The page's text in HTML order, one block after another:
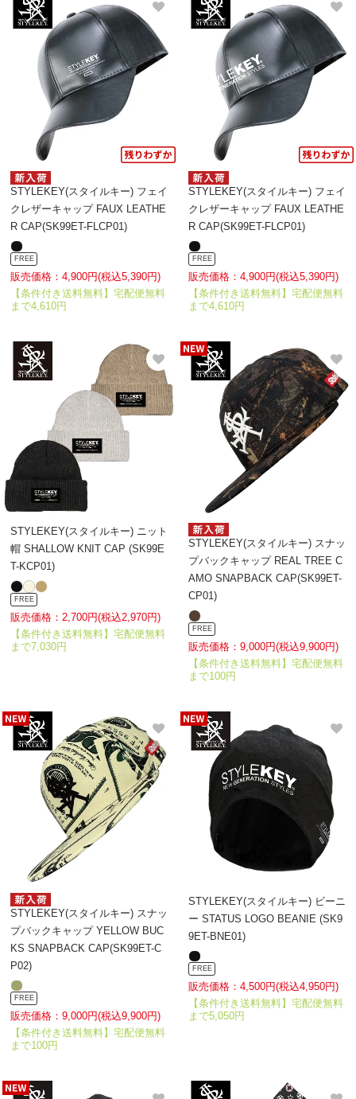
STYLEKEY(スタイルキー) フェイ
クレザーキャップ FAUX LEATHE
R CAP(SK99ET-FLCP01)
FREE
販売価格：4,900円(税込5,390円)
【条件付き送料無料】宅配便無料
まで4,610円
STYLEKEY(スタイルキー) フェイ
クレザーキャップ FAUX LEATHE
R CAP(SK99ET-FLCP01)
FREE
販売価格：4,900円(税込5,390円)
【条件付き送料無料】宅配便無料
まで4,610円
STYLEKEY(スタイルキー) ニット
帽 SHALLOW KNIT CAP (SK99E
T-KCP01)
FREE
販売価格：2,700円(税込2,970円)
【条件付き送料無料】宅配便無料
まで7,030円
STYLEKEY(スタイルキー) スナッ
プバックキャップ REAL TREE C
AMO SNAPBACK CAP(SK99ET-
CP01)
FREE
販売価格：9,000円(税込9,900円)
【条件付き送料無料】宅配便無料
まで100円
STYLEKEY(スタイルキー) スナッ
プバックキャップ YELLOW BUC
KS SNAPBACK CAP(SK99ET-C
P02)
FREE
販売価格：9,000円(税込9,900円)
【条件付き送料無料】宅配便無料
まで100円
STYLEKEY(スタイルキー) ビーニ
ー STATUS LOGO BEANIE (SK9
9ET-BNE01)
FREE
販売価格：4,500円(税込4,950円)
【条件付き送料無料】宅配便無料
まで5,050円